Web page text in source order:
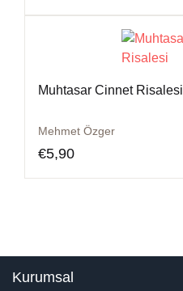
Muhtasar Cinnet Risalesi
Mehmet Özger
€5,90
Kurumsal